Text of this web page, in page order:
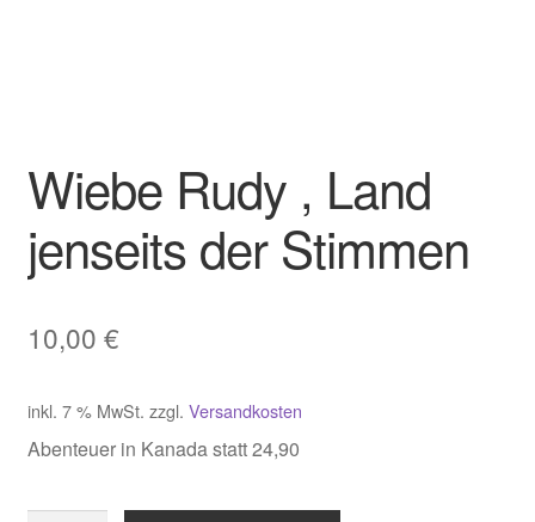
Wiebe Rudy , Land
jenseits der Stimmen
10,00 €
inkl. 7 % MwSt. zzgl. Versandkosten
Abenteuer in Kanada statt 24,90